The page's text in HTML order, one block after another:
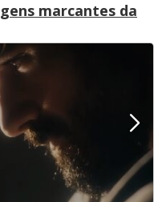
marcantes da